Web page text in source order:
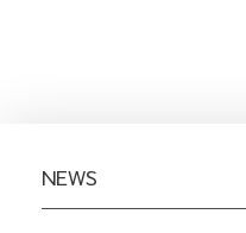
NEWS